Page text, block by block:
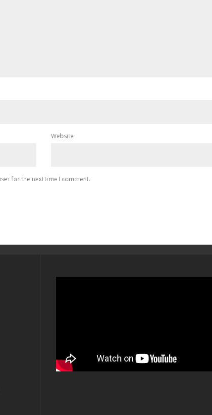
Website
for the next time I comment.